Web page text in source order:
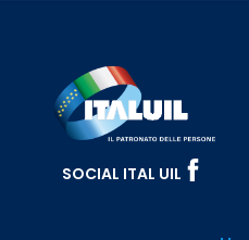
SOCIAL ITAL UIL